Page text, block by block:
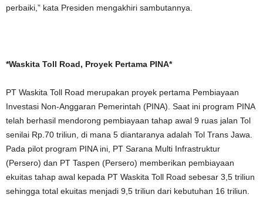
perbaiki,” kata Presiden mengakhiri sambutannya.
*Waskita Toll Road, Proyek Pertama PINA*
PT Waskita Toll Road merupakan proyek pertama Pembiayaan
Investasi Non-Anggaran Pemerintah (PINA). Saat ini program PINA
telah berhasil mendorong pembiayaan tahap awal 9 ruas jalan Tol
senilai Rp.70 triliun, di mana 5 diantaranya adalah Tol Trans Jawa.
Pada pilot program PINA ini, PT Sarana Multi Infrastruktur
(Persero) dan PT Taspen (Persero) memberikan pembiayaan
ekuitas tahap awal kepada PT Waskita Toll Road sebesar 3,5 triliun
sehingga total ekuitas menjadi 9,5 triliun dari kebutuhan 16 triliun.